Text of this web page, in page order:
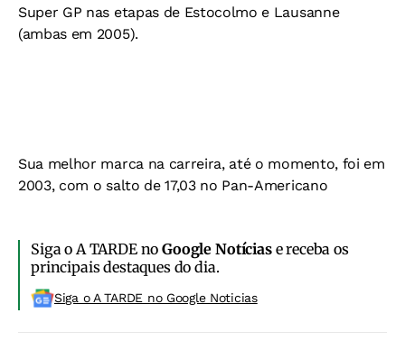
Super GP nas etapas de Estocolmo e Lausanne
(ambas em 2005).
Sua melhor marca na carreira, até o momento, foi em
2003, com o salto de 17,03 no Pan-Americano
Siga o A TARDE noGoogle Notíciase receba os
principais destaques do dia.
Siga o A TARDE no Google Noticias